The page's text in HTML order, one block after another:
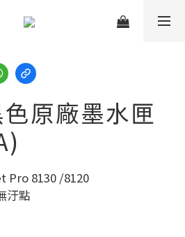
原廠墨水匣
Pro 8130 /8120
汙點